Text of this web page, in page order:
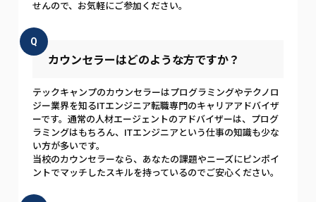
せんので、お気軽にご参加ください。
Q
カウンセラーはどのような方ですか？
テックキャンプのカウンセラーはプログラミングやテクノロ
ジー業界を知るITエンジニア転職専門のキャリアアドバイザ
ーです。通常の人材エージェントのアドバイザーは、プログ
ラミングはもちろん、ITエンジニアという仕事の知識も少な
い方が多いです。
当校のカウンセラーなら、あなたの課題やニーズにピンポイ
ントでマッチしたスキルを持っているのでご安心ください。